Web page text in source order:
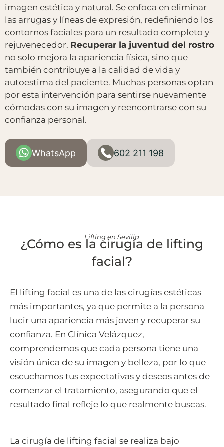
imagen estética y natural. Se enfoca en eliminar
las arrugas y líneas de expresión, redefiniendo los
contornos faciales para un resultado completo y
rejuvenecedor. Recuperar la juventud del rostro
no solo mejora la apariencia física, sino que
también contribuye a la calidad de vida y
autoestima del paciente. Muchas personas optan
por esta intervención para sentirse nuevamente
cómodas con su imagen y reencontrarse con su
confianza personal.
WhatsApp 602 211 198
Lifting en Sevilla
¿Cómo es la cirugía de lifting
facial?
El lifting facial es una de las cirugías estéticas
más importantes, ya que permite a la persona
lucir una apariencia más joven y recuperar su
confianza. En Clínica Velázquez,
comprendemos que cada persona tiene una
visión única de su imagen y belleza, por lo que
escuchamos tus expectativas y deseos antes de
comenzar el tratamiento, asegurando que el
resultado final refleje lo que realmente buscas.
La cirugía de lifting facial se realiza bajo